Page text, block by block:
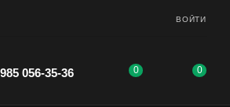
ВОЙТИ
056-35-36 0 0